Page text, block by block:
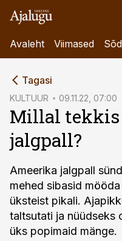
Avaleht Viimased
Tagasi
KULTUUR 09.11.22, 07:00
Millal tekkis
jalgpall?
Ameerika jalgpall
mehed sibasid
üksteist pikali.
taltsutati ja nüüdseks
üks popimaid mänge.